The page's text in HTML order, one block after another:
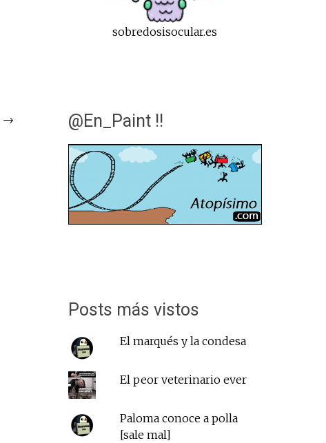
→
sobredosisocular.es
@En_Paint !!
Posts más vistos
El marqués y la condesa
El peor veterinario ever
Paloma conoce a polla
[sale mal]